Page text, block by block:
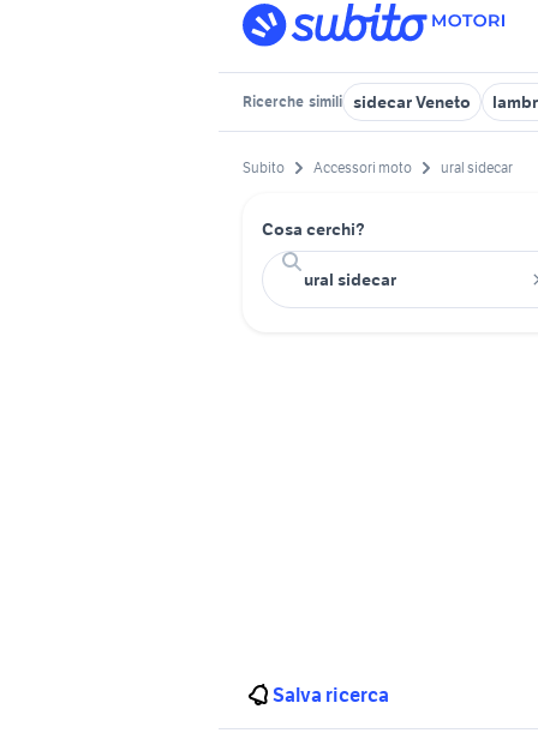
Ricerche simili sidecar Veneto
Subito Accessori moto ural sidecar
Cosa cerchi?
Salva ricerca